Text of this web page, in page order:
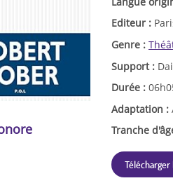
Editeur :
Genre :
Support :
Durée :
Adaptation :
Tranche